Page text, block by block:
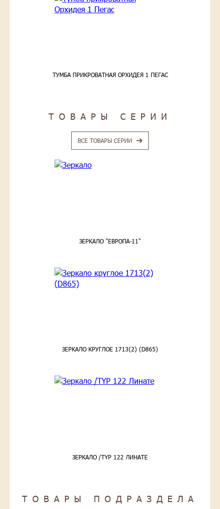
ТУМБА ПРИКРОВАТНАЯ ОРХИДЕЯ 1 ПЕГАС
ТОВАРЫ СЕРИИ
ВСЕ ТОВАРЫ СЕРИИ
ЗЕРКАЛО "ЕВРОПА-11"
ЗЕРКАЛО КРУГЛОЕ 1713(2) (D865)
ЗЕРКАЛО /TYP 122 ЛИНАТЕ
ТОВАРЫ ПОДРАЗДЕЛА